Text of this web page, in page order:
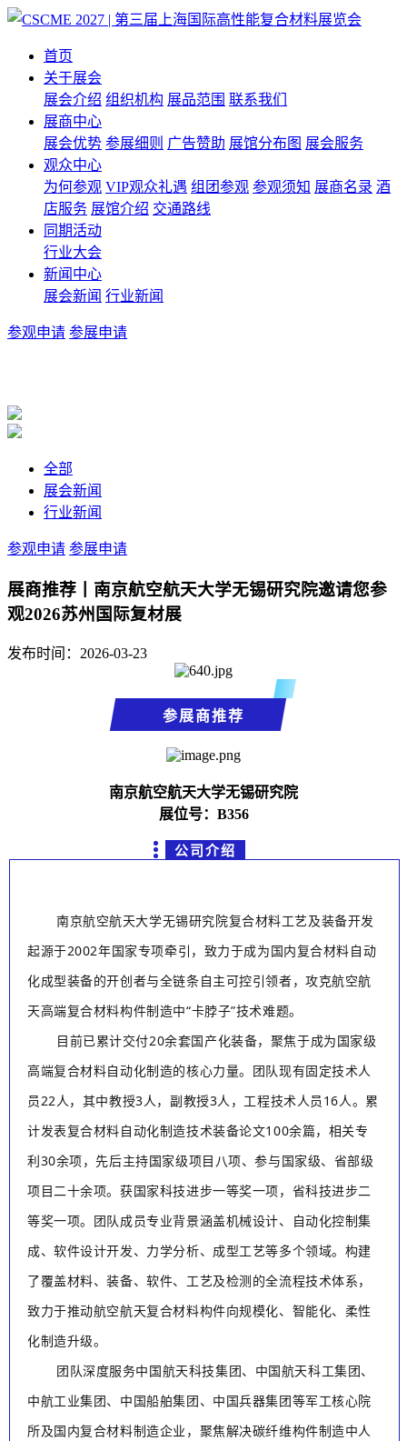
首页
关于展会
展会介绍 组织机构 展品范围 联系我们
展商中心
展会优势 参展细则 广告赞助 展馆分布图 展会服务
观众中心
为何参观 VIP观众礼遇 组团参观 参观须知 展商名录 酒
店服务 展馆介绍 交通路线
同期活动
行业大会
新闻中心
展会新闻 行业新闻
参观申请 参展申请
全部
展会新闻
行业新闻
参观申请 参展申请
展商推荐丨南京航空航天大学无锡研究院邀请您参
观2026苏州国际复材展
发布时间：2026-03-23
参展商推荐
南京航空航天大学无锡研究院
展位号：B356
公司介绍
南京航空航天大学无锡研究院复合材料工艺及装备开发
起源于2002年国家专项牵引，致力于成为国内复合材料自动
化成型装备的开创者与全链条自主可控引领者，攻克航空航
天高端复合材料构件制造中“卡脖子”技术难题。
目前已累计交付20余套国产化装备，聚焦于成为国家级
高端复合材料自动化制造的核心力量。团队现有固定技术人
员22人，其中教授3人，副教授3人，工程技术人员16人。累
计发表复合材料自动化制造技术装备论文100余篇，相关专
利30余项，先后主持国家级项目八项、参与国家级、省部级
项目二十余项。获国家科技进步一等奖一项，省科技进步二
等奖一项。团队成员专业背景涵盖机械设计、自动化控制集
成、软件设计开发、力学分析、成型工艺等多个领域。构建
了覆盖材料、装备、软件、工艺及检测的全流程技术体系，
致力于推动航空航天复合材料构件向规模化、智能化、柔性
化制造升级。
团队深度服务中国航天科技集团、 中国航天科工集团、
中航工业集团、中国船舶集团、中国兵器集团等军工核心院
所及国内复合材料制造企业，聚焦解决碳纤维构件制造中人